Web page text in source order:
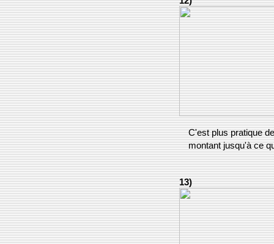
C'est plus pratique
montant jusqu'à ce
13)